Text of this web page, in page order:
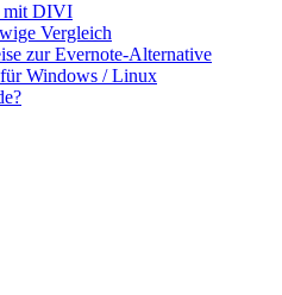
mit DIVI
Vergleich
zur Evernote-Alternative
Windows / Linux